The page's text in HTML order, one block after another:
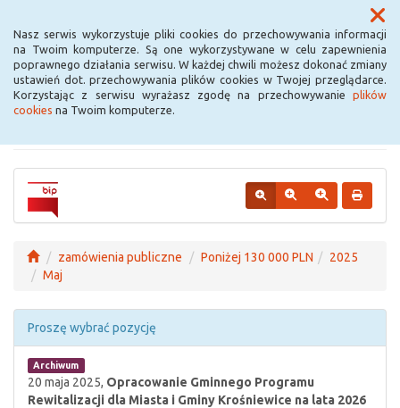
Nasz serwis wykorzystuje pliki cookies do przechowywania informacji
na Twoim komputerze. Są one wykorzystywane w celu zapewnienia
poprawnego działania serwisu. W każdej chwili możesz dokonać zmiany
ustawień dot. przechowywania plików cookies w Twojej przeglądarce.
Korzystając z serwisu wyrażasz zgodę na przechowywanie plików
cookies na Twoim komputerze.
Menu
Urząd Miejski w
Krośniewicach
zamówienia publiczne Poniżej 130 000 PLN
2025
Maj
Proszę wybrać pozycję
Archiwum
20 maja 2025, Opracowanie Gminnego Programu
Rewitalizacji dla Miasta i Gminy Krośniewice na lata 2026